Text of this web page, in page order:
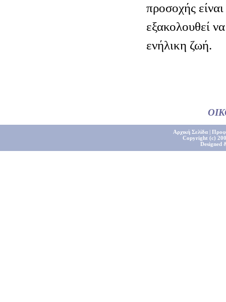
προσοχής
εξακολουθεί
ενήλικη ζωή.
Αρχική Σελίδα|
Copyright (c)
Designed